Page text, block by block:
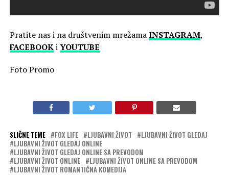
Pratite nas i na društvenim mrežamaINSTAGRAM,
FACEBOOKiYOUTUBE
Foto Promo
SLIČNE TEME FOX LIFE LJUBAVNI ŽIVOT
LJUBAVNI ŽIVOT GLEDAJ
LJUBAVNI ŽIVOT GLEDAJ ONLINE
LJUBAVNI ŽIVOT GLEDAJ ONLINE SA PREVODOM
LJUBAVNI ŽIVOT ONLINE
LJUBAVNI ŽIVOT ONLINE SA PREVODOM
LJUBAVNI ŽIVOT ROMANTIČNA KOMEDIJA